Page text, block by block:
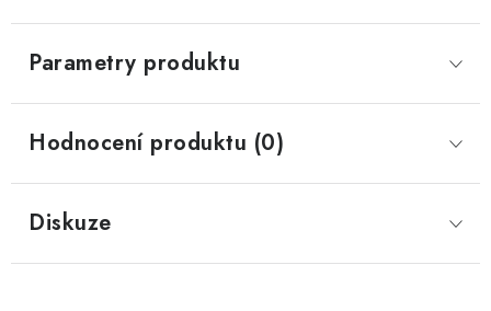
Parametry produktu
Hodnocení produktu (0)
Diskuze